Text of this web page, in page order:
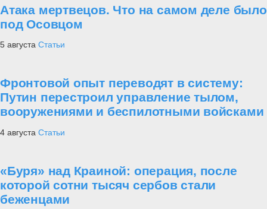
Атака мертвецов. Что на самом деле было
под Осовцом
5 августа Статьи
Фронтовой опыт переводят в систему:
Путин перестроил управление тылом,
вооружениями и беспилотными войсками
4 августа Статьи
«Буря» над Краиной: операция, после
которой сотни тысяч сербов стали
беженцами